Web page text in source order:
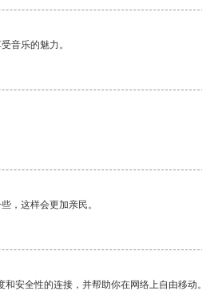
音乐的魅力。
，这样会更加亲民。
安全性的连接，并帮助你在网络上自由移动。